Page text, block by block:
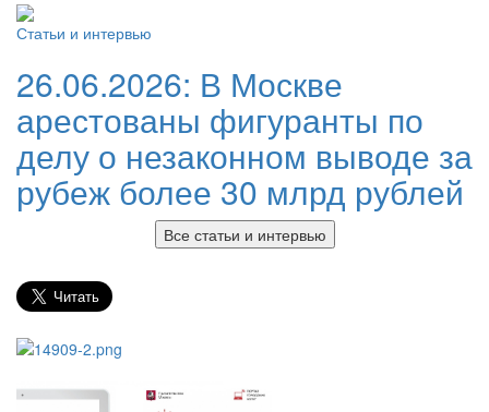
Статьи и интервью
26.06.2026: В Москве
арестованы фигуранты по
делу о незаконном выводе за
рубеж более 30 млрд рублей
Все статьи и интервью